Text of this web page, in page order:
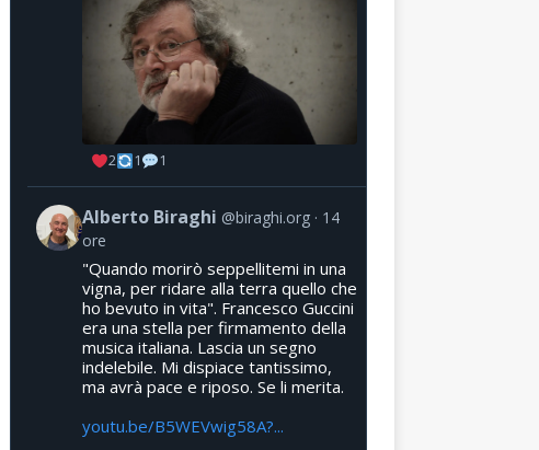
2 1 1
Alberto Biraghi @biraghi.org
14
ore
"Quando morirò seppellitemi in una
vigna, per ridare alla terra quello che
ho bevuto in vita". Francesco Guccini
era una stella per firmamento della
musica italiana. Lascia un segno
indelebile. Mi dispiace tantissimo,
ma avrà pace e riposo. Se li merita.
youtu.be/B5WEVwig58A?...